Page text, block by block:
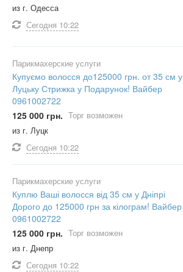
из г. Одесса
Сегодня 10:22
Парикмахерские услуги
Купуємо волосся до125000 грн. от 35 см у
Луцьку Стрижка у Подарунок! Вайбер
0961002722
125 000 грн. Торг возможен
из г. Луцк
Сегодня 10:22
Парикмахерские услуги
Куплю Ваші волосся від 35 см у Дніпрі
Дорого до 125000 грн за кілограм! Вайбер
0961002722
125 000 грн. Торг возможен
из г. Днепр
Сегодня 10:22